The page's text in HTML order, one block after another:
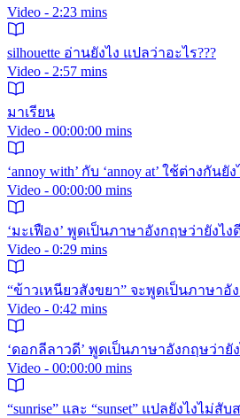
Video - 2:23 mins
silhouette อ่านยังไง แปลว่าอะไร???
Video - 2:57 mins
มาเรียน
Video - 00:00:00 mins
‘annoy with’ กับ ‘annoy at’ ใช้ต่างกันยัง
Video - 00:00:00 mins
‘มะเฟือง’ พูดเป็นภาษาอังกฤษว่ายังไงดี
Video - 0:29 mins
“ข้าวเหนียวสังขยา” จะพูดเป็นภาษาอัง
Video - 0:42 mins
‘ดอกลีลาวดี’ พูดเป็นภาษาอังกฤษว่ายัง
Video - 00:00:00 mins
“sunrise” และ “sunset” แปลยังไงไม่สับ